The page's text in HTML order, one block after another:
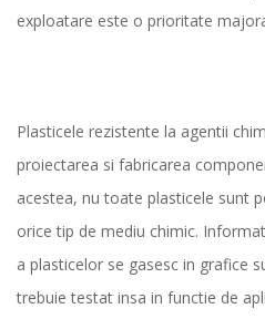
exploatare este o prioritate
Plasticele rezistente la agentii
proiectarea si fabricarea
acestea, nu toate plasticele sunt
orice tip de mediu chimic.
a plasticelor se gasesc in grafice
trebuie testat insa in functie de